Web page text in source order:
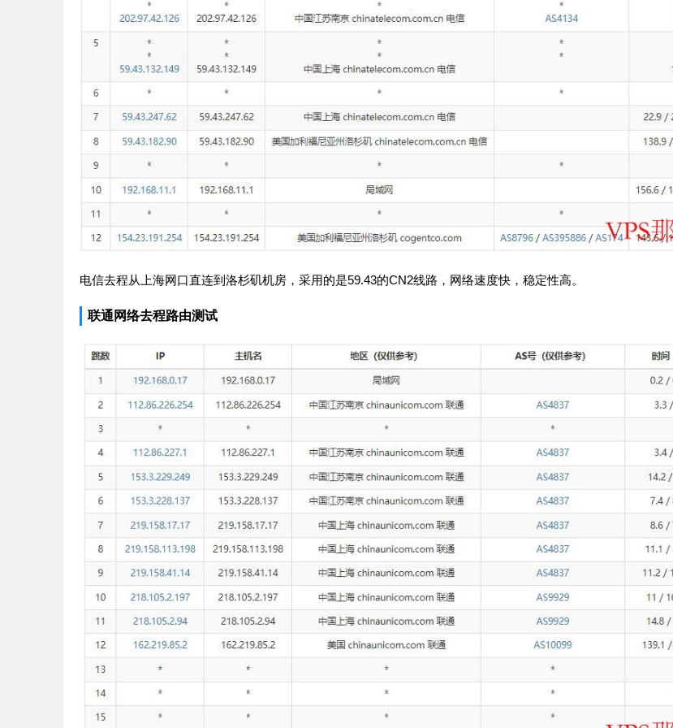
电信去程从上海网口直连到洛杉矶机房，采用的是59.43的CN2线路，网络速度快，稳定性高。
联通网络去程路由测试